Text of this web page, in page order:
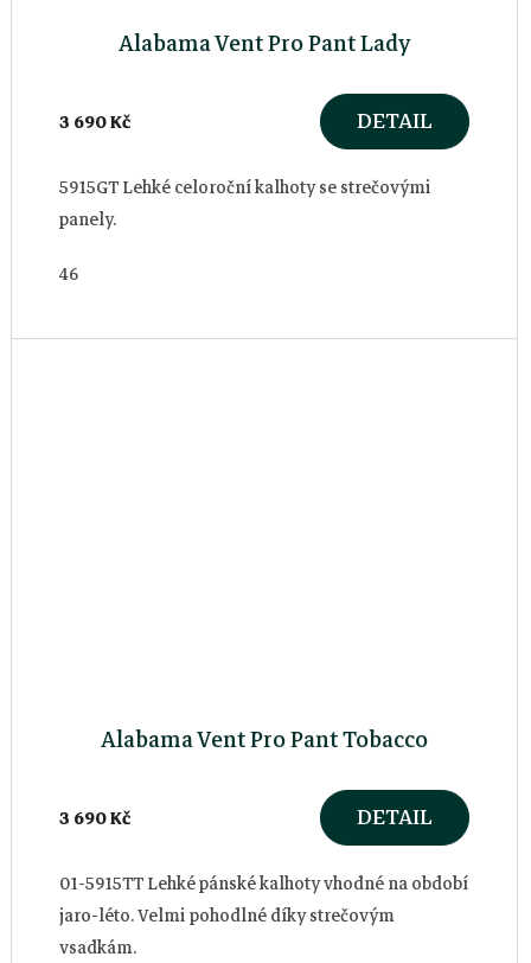
Alabama Vent Pro Pant Lady
3 690 Kč DETAIL
5915GT Lehké celoroční kalhoty se strečovými
panely.
46
Alabama Vent Pro Pant Tobacco
3 690 Kč DETAIL
01-5915TT Lehké pánské kalhoty vhodné na období
jaro-léto. Velmi pohodlné díky strečovým
vsadkám.